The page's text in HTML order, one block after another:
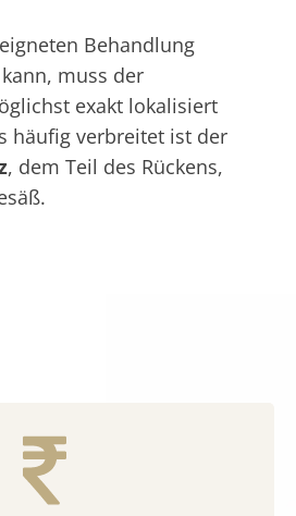
Behandlung
muss der
exakt lokalisiert
häufig verbreitet ist der
, dem Teil des Rückens,